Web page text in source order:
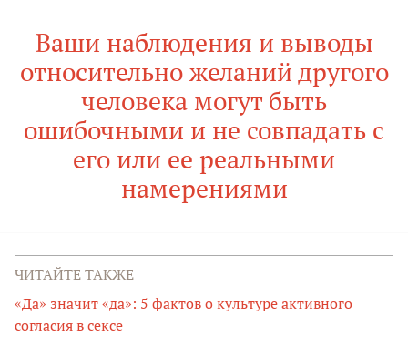
Ваши наблюдения и выводы
относительно желаний другого
человека могут быть
ошибочными и не совпадать с
его или ее реальными
намерениями
ЧИТАЙТЕ ТАКЖЕ
«Да» значит «да»: 5 фактов о культуре активного
согласия в сексе